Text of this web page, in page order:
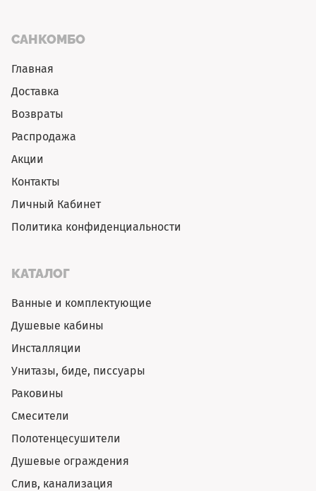
САНКОМБО
Главная
Доставка
Возвраты
Распродажа
Акции
Контакты
Личный Кабинет
Политика конфиденциальности
КАТАЛОГ
Ванные и комплектующие
Душевые кабины
Инсталляции
Унитазы, биде, писсуары
Раковины
Смесители
Полотенцесушители
Душевые ограждения
Слив, канализация